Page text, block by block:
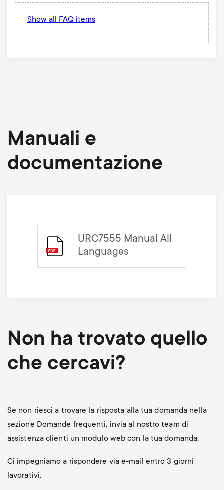
Show all FAQ items
Manuali e
documentazione
URC7555 Manual All
Languages
Non ha trovato quello
che cercavi?
Se non riesci a trovare la risposta alla tua domanda nella
sezione Domande frequenti, invia al nostro team di
assistenza clienti un modulo web con la tua domanda.
Ci impegniamo a rispondere via e-mail entro 3 giorni
lavorativi.